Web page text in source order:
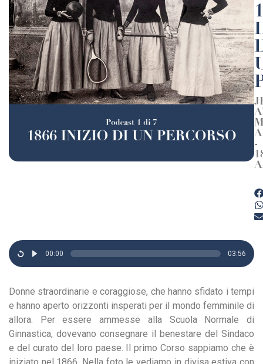
-
00:00 03:56
Donne straordinarie e coraggiose, che hanno sfidato i tempi
e hanno aperto orizzonti insperati per il mondo femminile di
allora. Per essere ammesse alla Scuola Normale di
Ginnastica, dovevano consegnare il benestare del Sindaco
e del curato del loro paese. Il primo Corso sappiamo che è